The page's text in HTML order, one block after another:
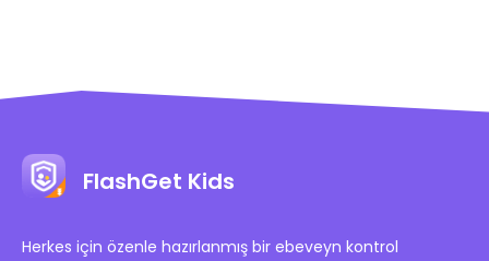
FlashGet Kids
Herkes için özenle hazırlanmış bir ebeveyn kontrol